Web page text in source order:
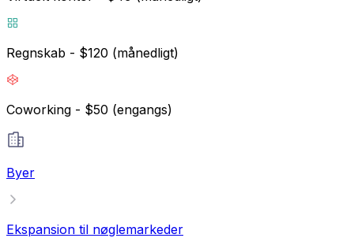
Regnskab - $120 (månedligt)
Coworking - $50 (engangs)
Byer
Ekspansion til nøglemarkeder